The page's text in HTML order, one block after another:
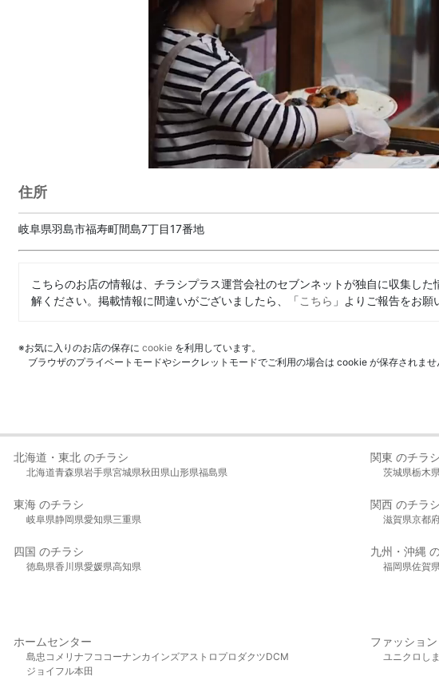
住所
岐阜県羽島市福寿町間島7丁目17番地
こちらのお店の情報は、チラシプラス運営会社のセブンネットが独自に収集し
解ください。掲載情報に間違いがございましたら、「こちら 」よりご報告をお願
※お気に入りのお店の保存に cookie を利用しています。
ブラウザのプライベートモードやシークレットモードでご利用の場合は cookie が保存されませ
北海道・東北 のチラシ
北海道青森県岩手県宮城県秋田県山形県福島県
関東 のチラシ
茨城県栃木
東海 のチラシ
岐阜県静岡県愛知県三重県
関西 のチラシ
滋賀県京都
四国 のチラシ
徳島県香川県愛媛県高知県
九州・沖縄
福岡県佐賀
ホームセンター
島忠 コメリ ナフコ コーナンカインズアストロプロダクツDCM
ジョイフル本田
ファッション
ユニクロ し